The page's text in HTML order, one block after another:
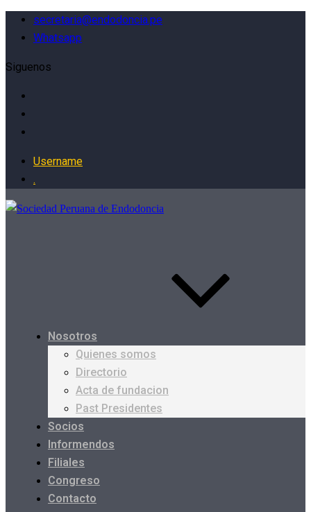
secretaria@endodoncia.pe
Whatsapp
Siguenos
Username
.
Nosotros
Quienes somos
Directorio
Acta de fundacion
Past Presidentes
Socios
Informendos
Filiales
Congreso
Contacto